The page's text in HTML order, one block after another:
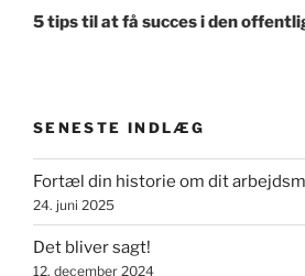
indlæg
5 tips til at få succes i den
SENESTE INDLÆG
Fortæl din historie om dit
24. juni 2025
Det bliver sagt!
12. december 2024